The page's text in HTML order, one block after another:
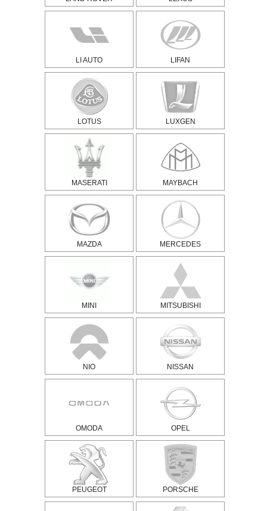
LI AUTO LIFAN
LOTUS LUXGEN
MASERATI MAYBACH
MAZDA MERCEDES
MINI MITSUBISHI
NIO NISSAN
OMODA OPEL
PEUGEOT PORSCHE